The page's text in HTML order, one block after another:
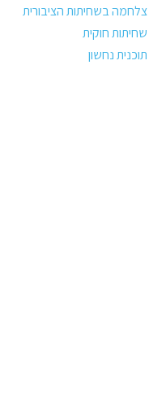
צלחמה בשחיתות הציבורית
שחיתות חוקית
תוכנית נחשון